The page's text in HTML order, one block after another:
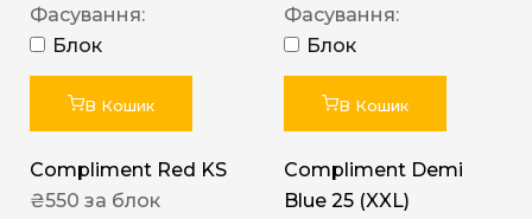
Фасування:
Блок
В Кошик
Compliment Red KS
₴550 за блок
Фасування:
Блок
В Кошик
Compliment Demi
Blue 25 (XXL)